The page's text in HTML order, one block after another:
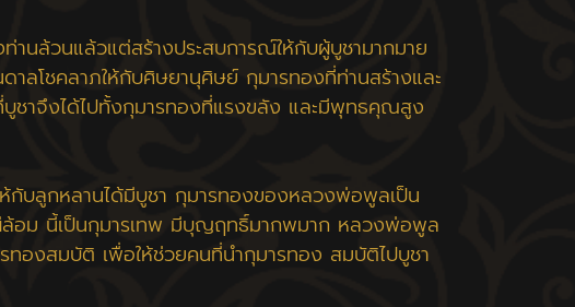
นล้วนแล้วแต่สร้างประสบการณ์ให้กับผู้บูชามากมาย
ลโชคลาภให้กับศิษยานุศิษย์ กุมารทองที่ท่านสร้างและ
ชาจึงได้ไปทั้งกุมารทองที่แรงขลัง และมีพุทธคุณสูง
บลูกหลานได้มีบูชา กุมารทองของหลวงพ่อพูลเป็น
ล้อม นี้เป็นกุมารเทพ มีบุญฤทธิ์มากพมาก หลวงพ่อพูล
ทองสมบัติ เพื่อให้ช่วยคนที่นำกุมารทอง สมบัติไปบูชา